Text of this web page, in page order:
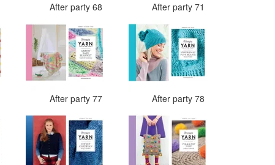
After party 68 After party 71
After party 77 After party 78